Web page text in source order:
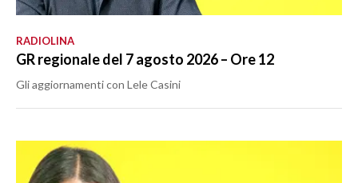
RADIOLINA
GR regionale del 7 agosto 2026 – Ore 12
Gli aggiornamenti con Lele Casini